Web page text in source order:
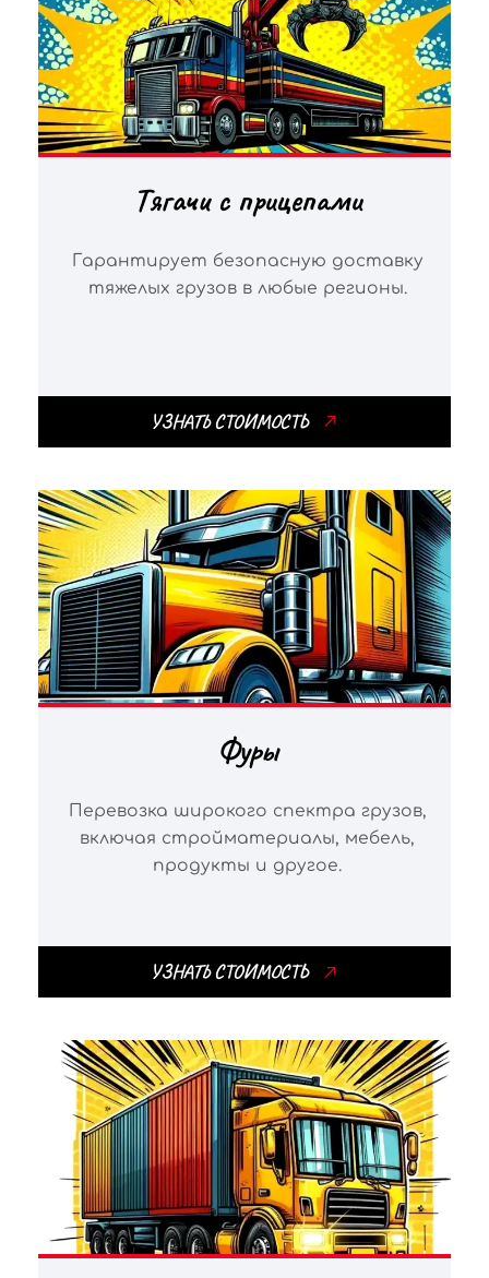
Тягачи с прицепами
Гарантирует безопасную доставку
тяжелых грузов в любые регионы.
УЗНАТЬ СТОИМОСТЬ
Фуры
Перевозка широкого спектра грузов,
включая стройматериалы, мебель,
продукты и другое.
УЗНАТЬ СТОИМОСТЬ